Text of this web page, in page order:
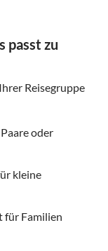
passt zu
Reisegruppe
oder
kleine
für Familien